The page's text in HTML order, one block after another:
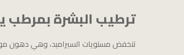
ترطيب البشرة بمرطب
تنخفض مستويات السيراميد، وهي دهون